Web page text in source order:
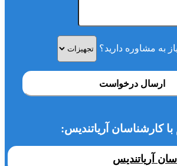
به مشاوره دارید؟
ارسال درخواست
کارشناسان آریاتندیس:
آریاتندیس